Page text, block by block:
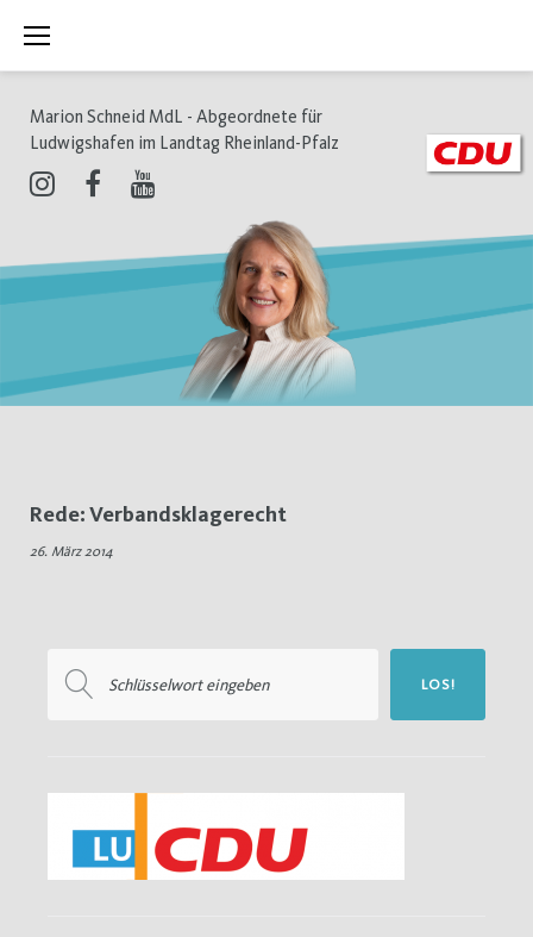
Inhalt
Marion Schneid MdL - Abgeordnete für
Ludwigshafen im Landtag Rheinland-Pfalz
Schlagwort:
Verbandsklagerecht
Rede: Verbandsklagerecht
26. März 2014
nach:
LOS!